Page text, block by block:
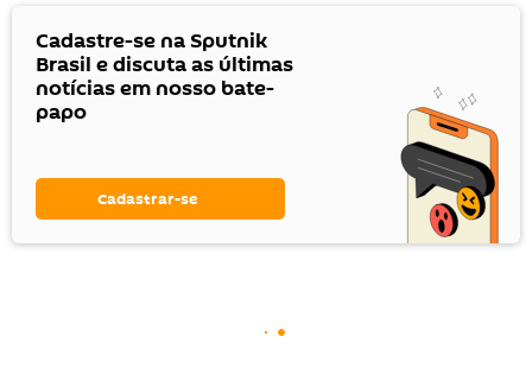
Cadastre-se na Sputnik
Brasil e discuta as últimas
notícias em nosso bate-
papo
Cadastrar-se